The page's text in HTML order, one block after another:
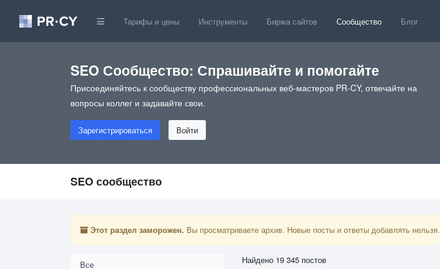
Тарифы и цены Инструменты Биржа сайтов Сообщество Блог
SEO Сообщество: Спрашивайте и помогайте
Присоединяйтесь к сообществу профессиональных веб-мастеров PR-CY, отвечайте на
вопросы коллег и задавайте свои.
Зарегистрироваться Войти
SEO сообщество
Этот раздел заморожен. Вы просматриваете архив. Новые посты и ответы добавлять нельзя.
Все Найдено 19 345 постов